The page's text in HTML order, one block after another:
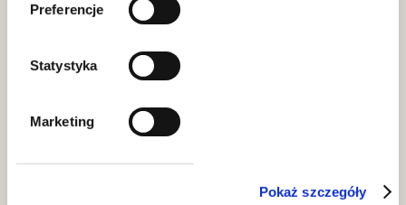
Preferencje
Statystyka
Marketing
Pokaż szczegóły
Specializations
Investment process